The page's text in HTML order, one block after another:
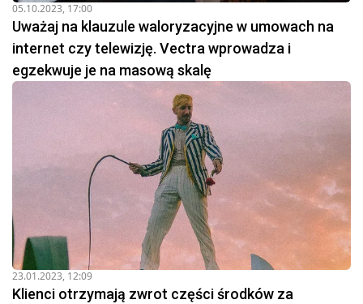
05.10.2023, 17:00
Uważaj na klauzule waloryzacyjne w umowach na
internet czy telewizję. Vectra wprowadza i
egzekwuje je na masową skalę
23.01.2023, 12:09
Klienci otrzymają zwrot części środków za